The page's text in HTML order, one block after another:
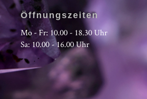
Öffnungszeiten
Mo - Fr: 10.00 - 18.30 Uhr
Sa: 10.00 - 16.00 Uhr